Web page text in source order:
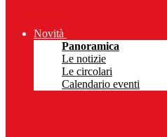
Novità
Panoramica
Le notizie
Le circolari
Calendario eventi